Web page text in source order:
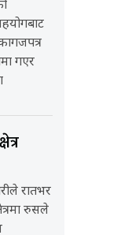
गएर
रातभर
रुसले